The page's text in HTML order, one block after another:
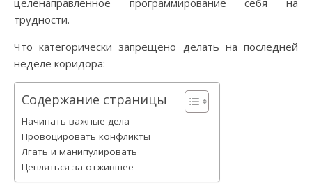
целенаправленное программирование себя на
трудности.
Что категорически запрещено делать на последней
неделе коридора:
Содержание страницы
Начинать важные дела
Провоцировать конфликты
Лгать и манипулировать
Цепляться за отжившее